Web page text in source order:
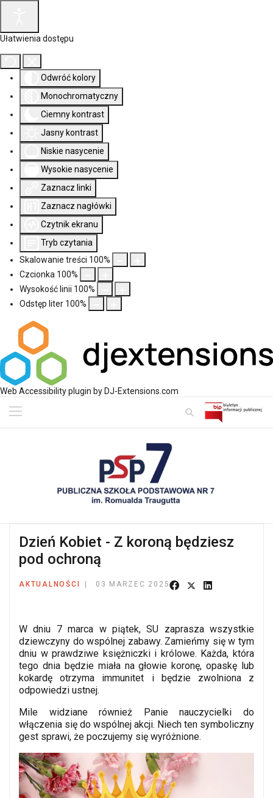
Ułatwienia dostępu
Odwróć kolory
Monochromatyczny
Ciemny kontrast
Jasny kontrast
Niskie nasycenie
Wysokie nasycenie
Zaznacz linki
Zaznacz nagłówki
Czytnik ekranu
Tryb czytania
Skalowanie treści 100%
Czcionka 100%
Wysokość linii 100%
Odstęp liter 100%
Web Accessibility plugin by DJ-Extensions.com
Dzień Kobiet - Z koroną będziesz
pod ochroną
AKTUALNOŚCI 03 MARZEC 2025
W dniu 7 marca w piątek, SU zaprasza wszystkie
dziewczyny do wspólnej zabawy. Zamieńmy się w tym
dniu w prawdziwe księżniczki i królowe. Każda, która
tego dnia będzie miała na głowie koronę, opaskę lub
kokardę otrzyma immunitet i będzie zwolniona z
odpowiedzi ustnej.
Mile widziane również Panie nauczycielki do
włączenia się do wspólnej akcji. Niech ten symboliczny
gest sprawi, że poczujemy się wyróżnione.